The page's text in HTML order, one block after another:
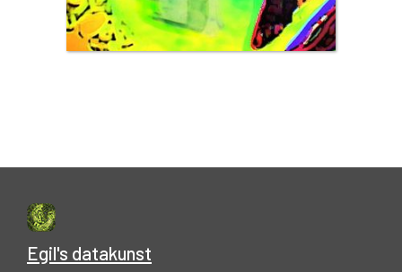
Egil's datakunst